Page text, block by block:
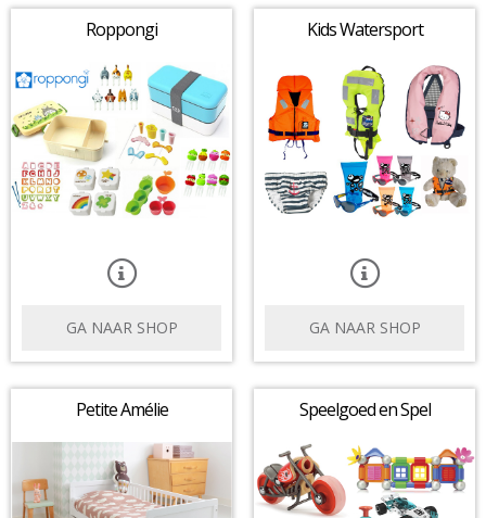
Roppongi
GA NAAR SHOP
Kids Watersport
GA NAAR SHOP
Petite Amélie Speelgoed en Spel